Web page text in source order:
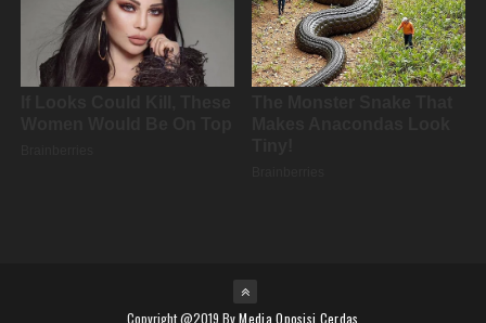
Copyright @2019 ByMedia Oposisi Cerdas